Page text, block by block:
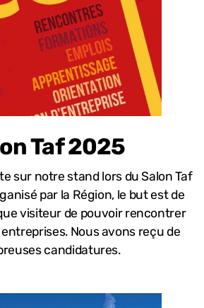
Taf 2025
sur notre stand lors du Salon Taf
par la Région, le but est de
visiteur de pouvoir rencontrer
Nous avons reçu de
candidatures.